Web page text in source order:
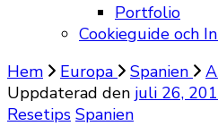
Portfolio
Cookieguide och
Hem
Europa Spanien
Uppdaterad den juli 26,
Resetips Spanien